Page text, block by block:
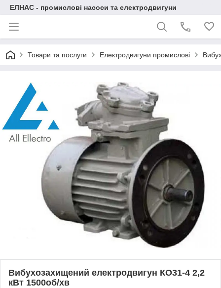
ЕЛНАС - промислові насоси та електродвигуни
Товари та послуги Електродвигуни промислові
Вибухозахищений електродвигун КО31-4 2,2
кВт 1500об/хв